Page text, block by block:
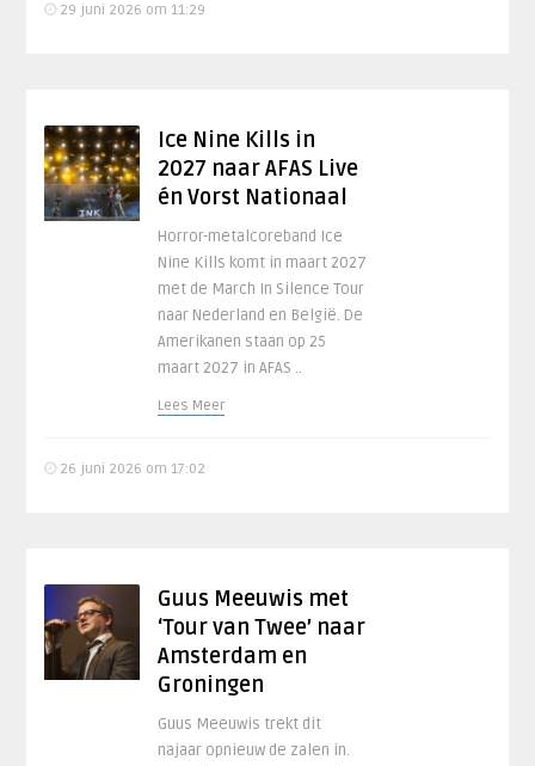
29 juni 2026 om 11:29
Ice Nine Kills in
2027 naar AFAS Live
én Vorst Nationaal
Horror-metalcoreband Ice
Nine Kills komt in maart 2027
met de March In Silence Tour
naar Nederland en België. De
Amerikanen staan op 25
maart 2027 in AFAS ..
Lees Meer
26 juni 2026 om 17:02
Guus Meeuwis met
‘Tour van Twee’ naar
Amsterdam en
Groningen
Guus Meeuwis trekt dit
najaar opnieuw de zalen in.